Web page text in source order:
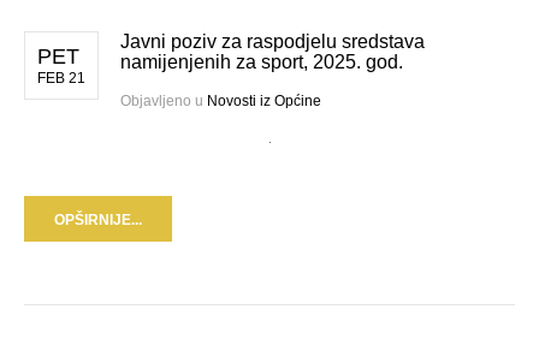
PET
FEB 21
Javni poziv za raspodjelu sredstava
namijenjenih za sport, 2025. god.
Objavljeno u Novosti iz Općine
OPŠIRNIJE...